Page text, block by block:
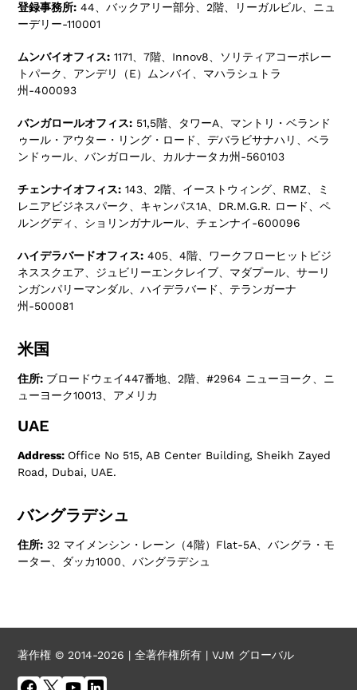
登録事務所: 44、バックアリー部分、2階、リーガルビル、ニュ
ーデリー-110001
ムンバイオフィス: 1171、7階、Innov8、ソリティアコーポレー
トパーク、アンデリ（E）ムンバイ、マハラシュトラ
州-400093
バンガロールオフィス: 51,5階、タワーA、マントリ・ベランド
ゥール・アウター・リング・ロード、デバラビサナハリ、ベラ
ンドゥール、バンガロール、カルナータカ州-560103
チェンナイオフィス: 143、2階、イーストウィング、RMZ、ミ
レニアビジネスパーク、キャンパス1A、DR.M.G.R. ロード、ペ
ルングディ、ショリンガナルール、チェンナイ-600096
ハイデラバードオフィス: 405、4階、ワークフローヒットビジ
ネススクエア、ジュビリーエンクレイブ、マダプール、サーリ
ンガンパリーマンダル、ハイデラバード、テランガーナ
州-500081
米国
住所: ブロードウェイ447番地、2階、#2964 ニューヨーク、ニ
ューヨーク10013、アメリカ
UAE
Address: Office No 515, AB Center Building, Sheikh Zayed
Road, Dubai, UAE.
バングラデシュ
住所: 32 マイメンシン・レーン（4階）Flat-5A、バングラ・モ
ーター、ダッカ1000、バングラデシュ
著作権 © 2014-2026 | 全著作権所有 | VJM グローバル